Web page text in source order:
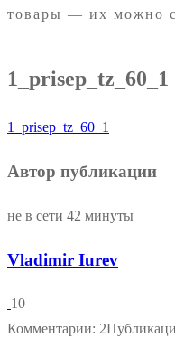
товары — их можно
1_prisep_tz_60_1
1_prisep_tz_60_1
Автор публикации
не в сети 42 минуты
Vladimir Iurev
10
Комментарии: 2